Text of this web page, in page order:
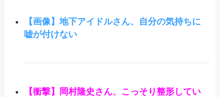
【画像】地下アイドルさん、自分の気持ちに
嘘が付けない
【衝撃】岡村隆史さん、こっそり整形してい